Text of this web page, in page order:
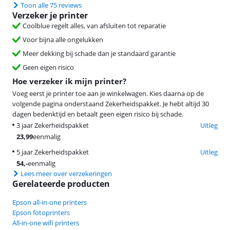
Toon alle 75 reviews
Verzeker je printer
Coolblue regelt alles, van afsluiten tot reparatie
Voor bijna alle ongelukken
Meer dekking bij schade dan je standaard garantie
Geen eigen risico
Hoe verzeker ik mijn printer?
Voeg eerst je printer toe aan je winkelwagen. Kies daarna op de
volgende pagina onderstaand Zekerheidspakket. Je hebt altijd 30
dagen bedenktijd en betaalt geen eigen risico bij schade.
3 jaar Zekerheidspakket
Uitleg
23,99eenmalig
5 jaar Zekerheidspakket
Uitleg
54,-eenmalig
Lees meer over verzekeringen
Gerelateerde producten
Epson all-in-one printers
Epson fotoprinters
All-in-one wifi printers